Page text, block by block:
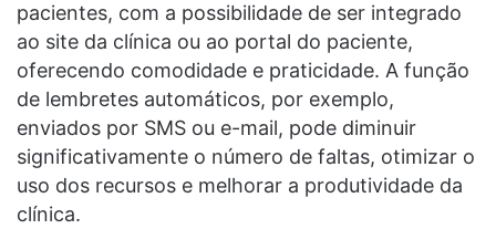
pacientes, com a possibilidade de ser integrado
ao site da clínica ou ao portal do paciente,
oferecendo comodidade e praticidade. A função
de lembretes automáticos, por exemplo,
enviados por SMS ou e-mail, pode diminuir
significativamente o número de faltas, otimizar o
uso dos recursos e melhorar a produtividade da
clínica.